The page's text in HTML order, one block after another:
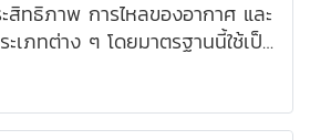
สิทธิภาพ การไหลของอากาศ และ
เภทต่าง ๆ โดยมาตรฐานนี้ใช้เป็น
วิศวกร และนักออกแบบระบบ
นใจว่าพัดลมสามารถทำงานได้
ระสิทธิภาพสูงสุด